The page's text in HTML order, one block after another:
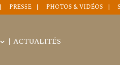
PRESSE PHOTOS & VIDÉOS
ACTUALITÉS